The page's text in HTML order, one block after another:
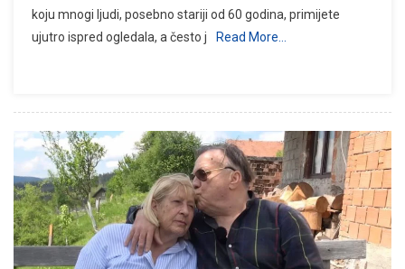
koju mnogi ljudi, posebno stariji od 60 godina, primijete
ujutro ispred ogledala, a često j
Read More…